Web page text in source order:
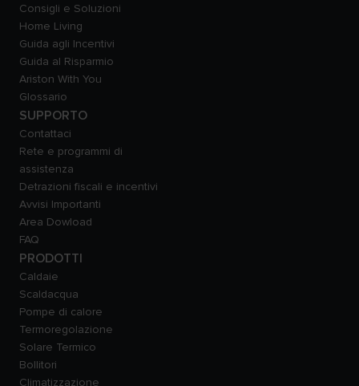
Consigli e Soluzioni
Home Living
Guida agli Incentivi
Guida al Risparmio
Ariston With You
Glossario
SUPPORTO
Contattaci
Rete e programmi di
assistenza
Detrazioni fiscali e incentivi
Avvisi Importanti
Area Dowload
FAQ
PRODOTTI
Caldaie
Scaldacqua
Pompe di calore
Termoregolazione
Solare Termico
Bollitori
Climatizzazione